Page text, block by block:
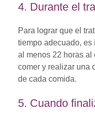
4. Durante el
Para lograr que el
tiempo adecuado,
al menos 22 horas al
comer y realizar una
de cada comida.
5. Cuando